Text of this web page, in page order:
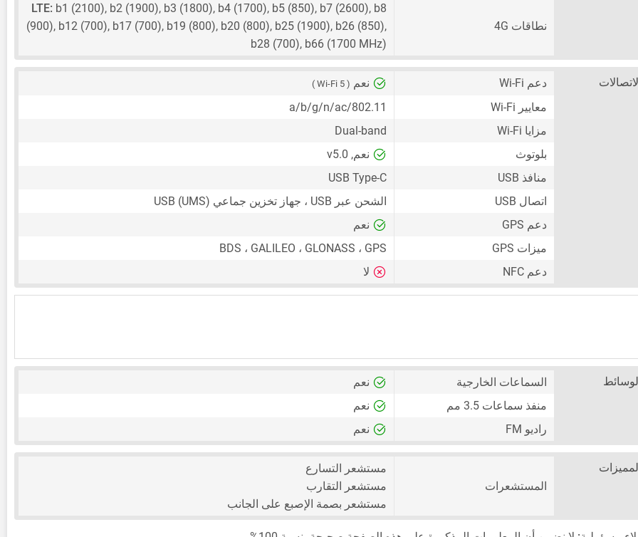
نطاقات 4G
LTE: b1 (2100), b2 (1900), b3 (1800), b4 (1700), b5 (850), b7 (2600), b8
(900), b12 (700), b17 (700), b19 (800), b20 (800), b25 (1900), b26 (850),
b28 (700), b66 (1700 MHz)
دعم Wi-Fi نعم ( Wi-Fi 5 )
معايير Wi-Fi
802.11/a/b/g/n/ac
مزايا Wi-Fi
Dual-band
بلوتوث
نعم, v5.0
منافذ USB
USB Type-C
اتصال USB
الشحن عبر USB ، جهاز تخزين جماعي USB (UMS)
دعم GPS
نعم
ميزات GPS
BDS ، GALILEO ، GLONASS ، GPS
دعم NFC
لا
السماعات الخارجية
نعم
منفذ سماعات 3.5 مم
نعم
راديو FM
نعم
المستشعرات
مستشعر التسارع
مستشعر التقارب
مستشعر بصمة الإصبع على الجانب